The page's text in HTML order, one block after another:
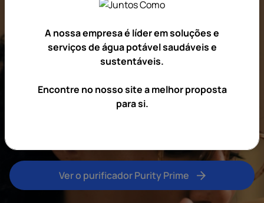
Culligan Purity -
Purificadores de água
de última geração
Tecnologia avançada de filtração de água,
Ver o purificador Purity Prime
A nossa empresa é líder em soluções e
serviços de água potável saudáveis e
sustentáveis.
Encontre no nosso site a melhor proposta
para si.